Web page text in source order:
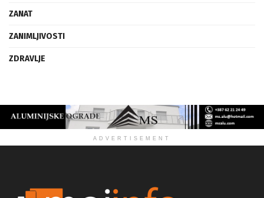
ZANAT
ZANIMLJIVOSTI
ZDRAVLJE
ADVERTISEMENT